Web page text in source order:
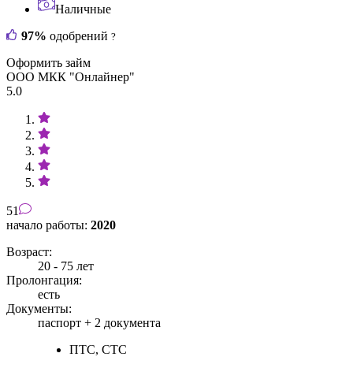
Наличные
97% одобрений ?
Оформить займ
ООО МКК "Онлайнер"
5.0
51
начало работы: 2020
Возраст:
20 - 75 лет
Пролонгация:
есть
Документы:
паспорт + 2 документа
ПТС, СТС